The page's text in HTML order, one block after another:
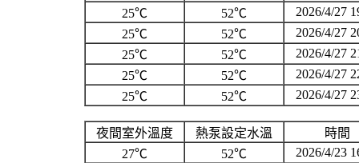
25℃
52℃
2026/4/27
25℃
52℃
2026/4/27
25℃
52℃
2026/4/27
25℃
52℃
2026/4/27
25℃
52℃ 2026/4/27
夜間室外溫度 熱泵設定水溫
時間
27℃
52℃
2026/4/23